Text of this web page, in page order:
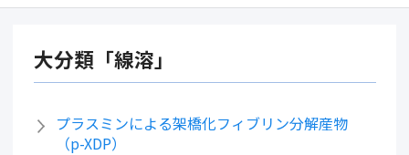
大分類「線溶」
プラスミンによる架橋化フィブリン分解産物
（p-XDP）